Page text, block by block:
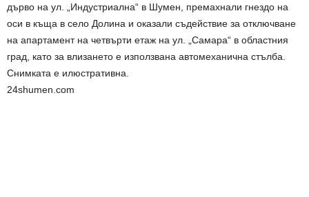
дърво на ул. „Индустриална“ в Шумен, премахнали гнездо на
оси в къща в село Долина и оказали съдействие за отключване
на апартамент на четвърти етаж на ул. „Самара“ в областния
град, като за влизането е използвана автомеханична стълба.
Снимката е илюстративна.
24shumen.com